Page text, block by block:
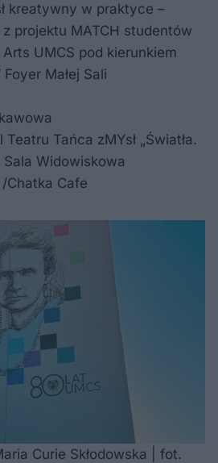
kreatywny w praktyce –
projektu MATCH studentów
UMCS pod kierunkiem
Małej Sali
Tańca zMYsł „Światła.
Sala Widowiskowa
/Chatka Cafe
Curie Skłodowska | fot.